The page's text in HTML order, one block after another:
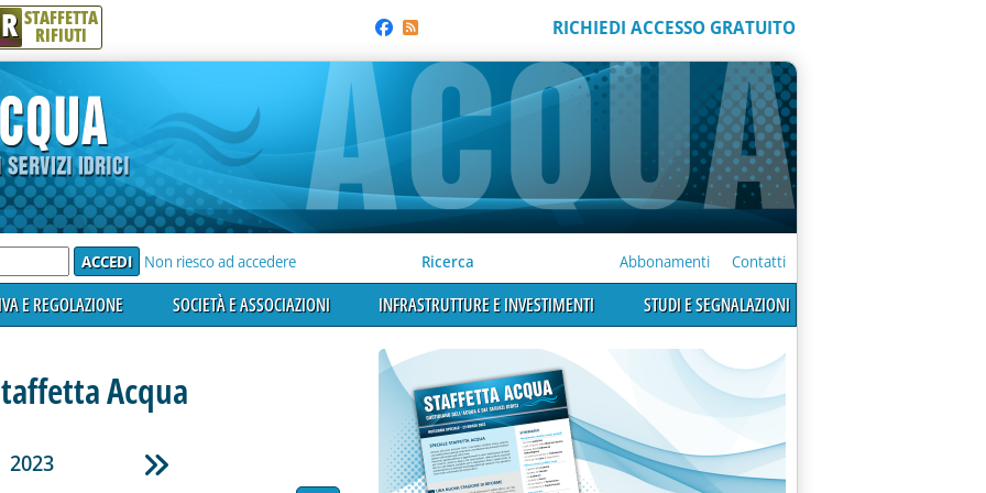
R STAFFETTA
RIFIUTI RICHIEDI ACCESSO GRATUITO
Non riesco ad accedere Ricerca Abbonamenti Contatti
E REGOLAZIONE SOCIETÀ E ASSOCIAZIONI INFRASTRUTTURE E INVESTIMENTI STUDI E SEGNALAZIONI
Acqua
2023